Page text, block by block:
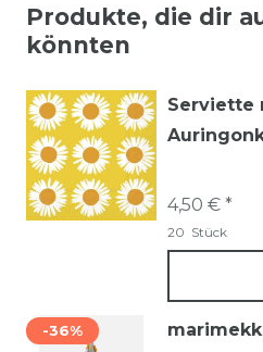
Produkte, die dir
könnten
Serviette
4,50 € *
20 Stück
-36%